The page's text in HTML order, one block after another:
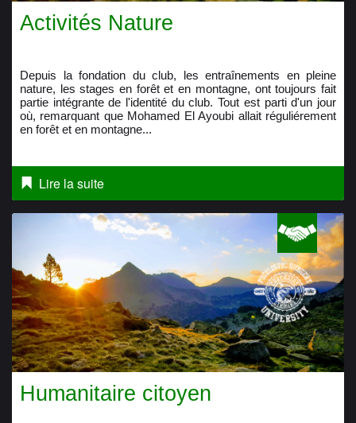
Activités Nature
Depuis la fondation du club, les entraînements en pleine
nature, les stages en forêt et en montagne, ont toujours fait
partie intégrante de l'identité du club. Tout est parti d'un jour
où, remarquant que Mohamed El Ayoubi allait réguliérement
en forêt et en montagne...
Lire la suite
Humanitaire citoyen